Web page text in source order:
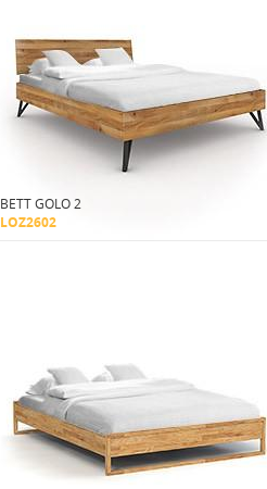
BETT GOLO 2
LOZ2602